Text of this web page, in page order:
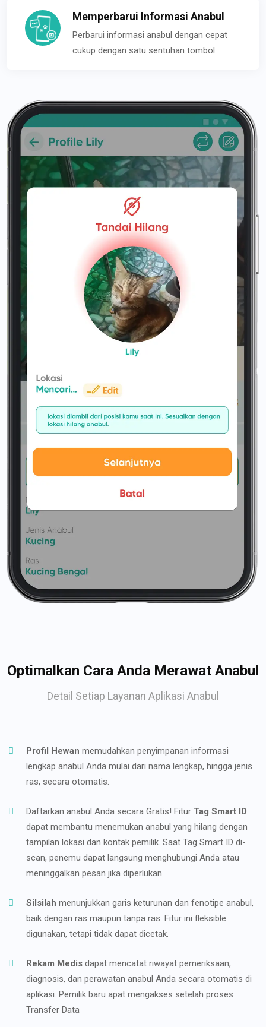
Memperbarui Informasi Anabul
Perbarui informasi anabul dengan cepat
cukup dengan satu sentuhan tombol.
Optimalkan Cara Anda Merawat Anabul
Detail Setiap Layanan Aplikasi Anabul
Profil Hewan memudahkan penyimpanan informasi
lengkap anabul Anda mulai dari nama lengkap, hingga jenis
ras, secara otomatis.
Daftarkan anabul Anda secara Gratis! Fitur Tag Smart ID
dapat membantu menemukan anabul yang hilang dengan
tampilan lokasi dan kontak pemilik. Saat Tag Smart ID di-
scan, penemu dapat langsung menghubungi Anda atau
meninggalkan pesan jika diperlukan.
Silsilah menunjukkan garis keturunan dan fenotipe anabul,
baik dengan ras maupun tanpa ras. Fitur ini fleksible
digunakan, tetapi tidak dapat dicetak.
Rekam Medis dapat mencatat riwayat pemeriksaan,
diagnosis, dan perawatan anabul Anda secara otomatis di
aplikasi. Pemilik baru apat mengakses setelah proses
Transfer Data